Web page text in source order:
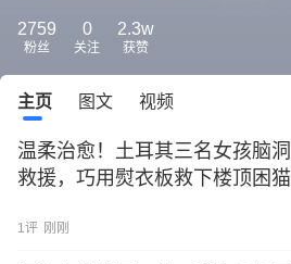
2759
粉丝
0
关注
2.3w
获赞
主页 图文 视频
温柔治愈！土耳其三名女孩脑洞
救援，巧用熨衣板救下楼顶困猫
1 评 刚刚